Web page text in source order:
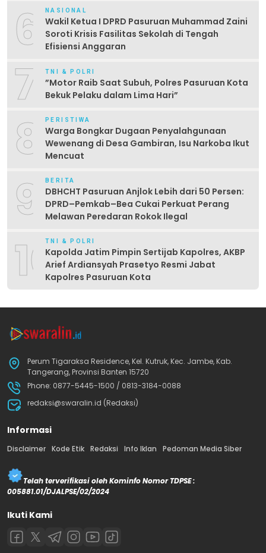
6 NASIONAL
Wakil Ketua I DPRD Pasuruan Muhammad Zaini
Soroti Krisis Fasilitas Sekolah di Tengah
Efisiensi Anggaran
7 TNI & POLRI
‎”Motor Raib Saat Subuh, Polres Pasuruan Kota
Bekuk Pelaku dalam Lima Hari” ‎
8 PERISTIWA
Warga Bongkar Dugaan Penyalahgunaan
Wewenang di Desa Gambiran, Isu Narkoba Ikut
Mencuat
9 BERITA
DBHCHT Pasuruan Anjlok Lebih dari 50 Persen:
DPRD–Pemkab–Bea Cukai Perkuat Perang
Melawan Peredaran Rokok Ilegal
10TNI & POLRI
Kapolda Jatim Pimpin Sertijab Kapolres, AKBP
Arief Ardiansyah Prasetyo Resmi Jabat
Kapolres Pasuruan Kota
Perum Tigaraksa Residence, Kel. Kutruk, Kec. Jambe, Kab.
Tangerang, Provinsi Banten 15720
Phone: 0877-5445-1500 / 0813-3184-0088
redaksi@swaralin.id (Redaksi)
Informasi
Disclaimer Kode Etik Redaksi Info Iklan Pedoman Media Siber
Telah terverifikasi oleh Kominfo Nomor TDPSE :
005881.01/DJALPSE/02/2024
Ikuti Kami